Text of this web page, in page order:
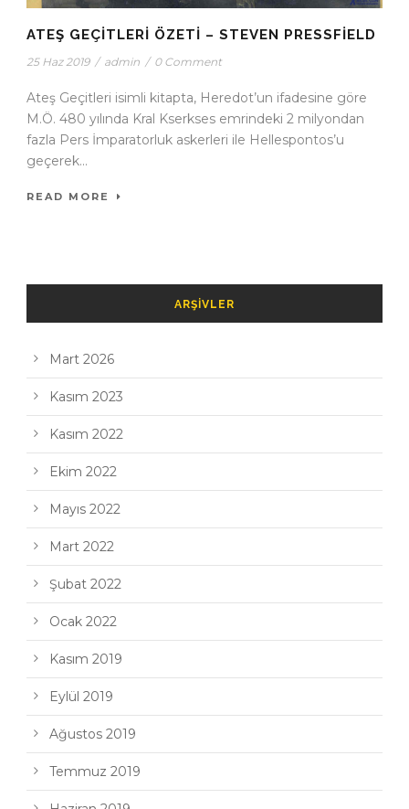
ATEŞ GEÇITLERI ÖZETI – STEVEN PRESSFİELD
25 Haz 2019 / admin / 0 Comment
Ateş Geçitleri isimli kitapta, Heredot’un ifadesine göre
M.Ö. 480 yılında Kral Kserkses emrindeki 2 milyondan
fazla Pers İmparatorluk askerleri ile Hellespontos’u
geçerek...
READ MORE
ARŞIVLER
Mart 2026
Kasım 2023
Kasım 2022
Ekim 2022
Mayıs 2022
Mart 2022
Şubat 2022
Ocak 2022
Kasım 2019
Eylül 2019
Ağustos 2019
Temmuz 2019